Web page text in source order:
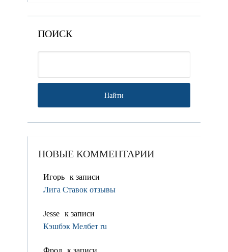
ПОИСК
НОВЫЕ КОММЕНТАРИИ
Игорь к записи
Лига Ставок отзывы
Jesse к записи
Кэшбэк Мелбет ru